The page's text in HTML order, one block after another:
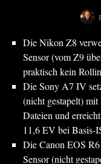
Die Nikon Z8
Sensor (vom Z9
praktisch kein
Die Sony A7 IV
(nicht gestapelt)
Dateien und
11,6 EV bei Basis-
Die Canon EOS
Sensor (nicht